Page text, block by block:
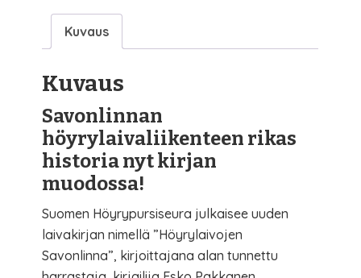
Kuvaus
Kuvaus
Savonlinnan
höyrylaivaliikenteen rikas
historia nyt kirjan
muodossa!
Suomen Höyrypursiseura julkaisee uuden
laivakirjan nimellä ”Höyrylaivojen
Savonlinna”, kirjoittajana alan tunnettu